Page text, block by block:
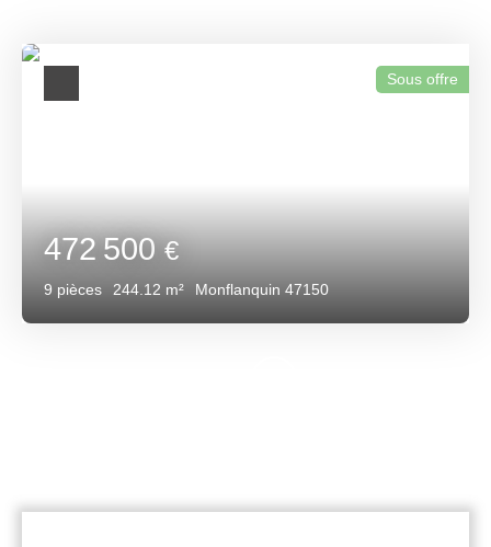
472 500€
9 pièces 244.12 m² Monflanquin 47150
Sous offre